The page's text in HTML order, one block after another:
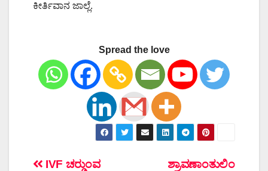
ಕೀರ್ತಿವಾನ ಜಾಲ್ಲೆ.
Spread the love
ಶ್ರಾವಣಾಂತುಲಿಂ
IVF ಚರ್‍ಡುಂವ